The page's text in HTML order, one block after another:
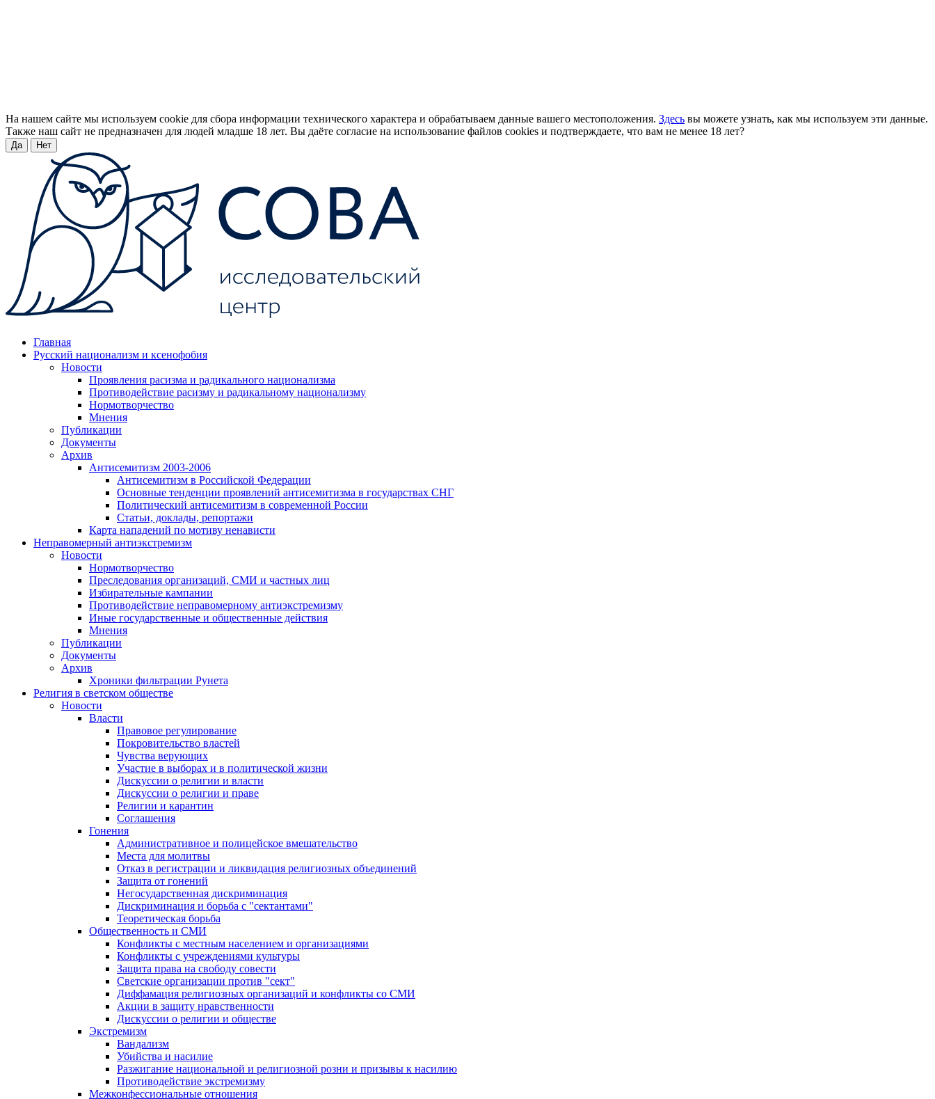
На нашем сайте мы используем cookie для сбора информации технического характера и обрабатываем данные вашего местоположения. Здесь вы можете узнать, как мы используем эти данные.
Также наш сайт не предназначен для людей младше 18 лет. Вы даёте согласие на использование файлов cookies и подтверждаете, что вам не менее 18 лет?
Да Нет
Главная
Русский национализм и ксенофобия
Новости
Проявления расизма и радикального национализма
Противодействие расизму и радикальному национализму
Нормотворчество
Мнения
Публикации
Документы
Архив
Антисемитизм 2003-2006
Антисемитизм в Российской Федерации
Основные тенденции проявлений антисемитизма в государствах СНГ
Политический антисемитизм в современной России
Статьи, доклады, репортажи
Карта нападений по мотиву ненависти
Неправомерный антиэкстремизм
Новости
Нормотворчество
Преследования организаций, СМИ и частных лиц
Избирательные кампании
Противодействие неправомерному антиэкстремизму
Иные государственные и общественные действия
Мнения
Публикации
Документы
Архив
Хроники фильтрации Рунета
Религия в светском обществе
Новости
Власти
Правовое регулирование
Покровительство властей
Чувства верующих
Участие в выборах и в политической жизни
Дискуссии о религии и власти
Дискуссии о религии и праве
Религии и карантин
Соглашения
Гонения
Административное и полицейское вмешательство
Места для молитвы
Отказ в регистрации и ликвидация религиозных объединений
Защита от гонений
Негосударственная дискриминация
Дискриминация и борьба с "сектантами"
Теоретическая борьба
Общественность и СМИ
Конфликты с местным населением и организациями
Конфликты с учреждениями культуры
Защита права на свободу совести
Светские организации против "сект"
Диффамация религиозных организаций и конфликты со СМИ
Акции в защиту нравственности
Дискуссии о религии и обществе
Экстремизм
Вандализм
Убийства и насилие
Разжигание национальной и религиозной розни и призывы к насилию
Противодействие экстремизму
Межконфессиональные отношения